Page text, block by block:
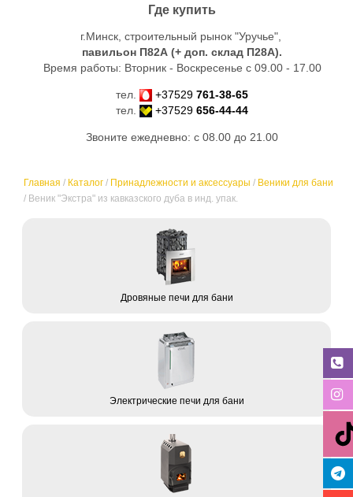
Главная / Каталог / Принадлежности и аксессуары / Веники для бани
/ Веник "Экстра" из кавказского дуба в инд. упак.
Дровяные печи для бани
Электрические печи для бани
Где купить
г.Минск, строительный рынок "Уручье",
павильон П82А (+ доп. склад П28А).
Время работы: Вторник - Воскресенье с 09.00 - 17.00
тел. +37529 761-38-65
тел.
+37529 656-44-44
Звоните ежедневно: с 08.00 до 21.00